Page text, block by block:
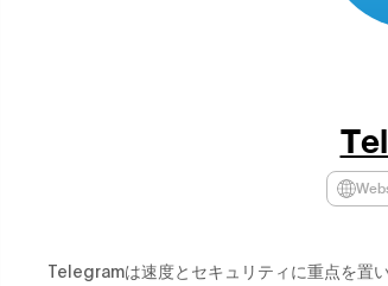
Telegramは速度とセキュリティに重点を置